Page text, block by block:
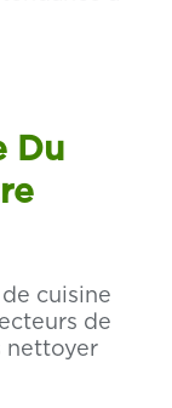
Du
cuisine
de
nettoyer